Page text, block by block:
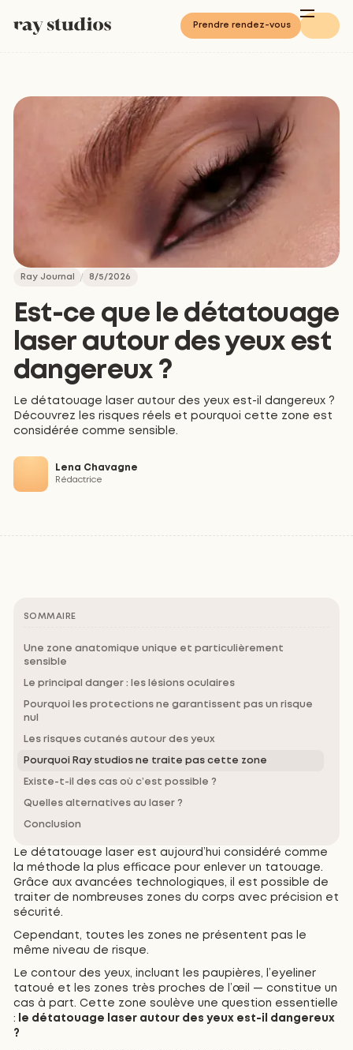
Prendre rendez-vous
Ray Journal 8/5/2026
Est-ce que le détatouage
laser autour des yeux est
dangereux ?
Le détatouage laser autour des yeux est-il dangereux ?
Découvrez les risques réels et pourquoi cette zone est
considérée comme sensible.
Lena Chavagne
Rédactrice
Le détatouage laser est aujourd’hui considéré comme
la méthode la plus efficace pour enlever un tatouage.
Grâce aux avancées technologiques, il est possible de
traiter de nombreuses zones du corps avec précision et
sécurité.
Cependant, toutes les zones ne présentent pas le
même niveau de risque.
Le contour des yeux, incluant les paupières, l’eyeliner
tatoué et les zones très proches de l’œil — constitue un
cas à part. Cette zone soulève une question essentielle
: le détatouage laser autour des yeux est-il dangereux
?
SOMMAIRE
Une zone anatomique unique et particulièrement
sensible
Le principal danger : les lésions oculaires
Pourquoi les protections ne garantissent pas un risque
nul
Les risques cutanés autour des yeux
Pourquoi Ray studios ne traite pas cette zone
Existe-t-il des cas où c’est possible ?
Quelles alternatives au laser ?
Conclusion